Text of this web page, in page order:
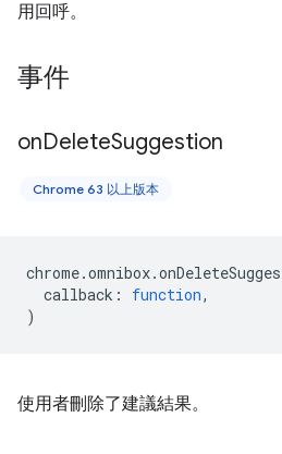
用回呼。
事件
onDeleteSuggestion
Chrome 63 以上版本
chrome.omnibox.
callback : function,
)
使用者刪除了建議結果。